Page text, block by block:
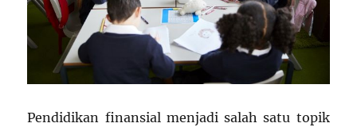
Pendidikan finansial menjadi salah satu topik